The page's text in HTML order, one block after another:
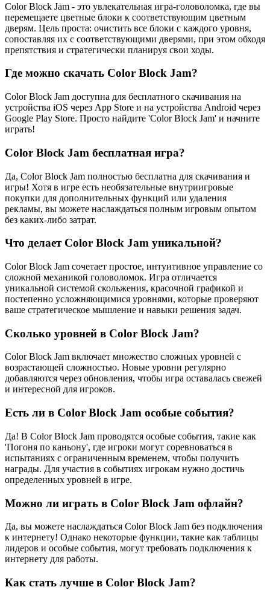
Color Block Jam - это увлекательная игра-головоломка, где вы
перемещаете цветные блоки к соответствующим цветным
дверям. Цель проста: очистить все блоки с каждого уровня,
сопоставляя их с соответствующими дверями, при этом обходя
препятствия и стратегически планируя свои ходы.
Где можно скачать Color Block Jam?
Color Block Jam доступна для бесплатного скачивания на
устройства iOS через App Store и на устройства Android через
Google Play Store. Просто найдите 'Color Block Jam' и начните
играть!
Color Block Jam бесплатная игра?
Да, Color Block Jam полностью бесплатна для скачивания и
игры! Хотя в игре есть необязательные внутриигровые
покупки для дополнительных функций или удаления
рекламы, вы можете наслаждаться полным игровым опытом
без каких-либо затрат.
Что делает Color Block Jam уникальной?
Color Block Jam сочетает простое, интуитивное управление со
сложной механикой головоломок. Игра отличается
уникальной системой скольжения, красочной графикой и
постепенно усложняющимися уровнями, которые проверяют
ваше стратегическое мышление и навыки решения задач.
Сколько уровней в Color Block Jam?
Color Block Jam включает множество сложных уровней с
возрастающей сложностью. Новые уровни регулярно
добавляются через обновления, чтобы игра оставалась свежей
и интересной для игроков.
Есть ли в Color Block Jam особые события?
Да! В Color Block Jam проводятся особые события, такие как
'Погоня по каньону', где игроки могут соревноваться в
испытаниях с ограниченным временем, чтобы получить
награды. Для участия в событиях игрокам нужно достичь
определенных уровней в игре.
Можно ли играть в Color Block Jam офлайн?
Да, вы можете наслаждаться Color Block Jam без подключения
к интернету! Однако некоторые функции, такие как таблицы
лидеров и особые события, могут требовать подключения к
интернету для работы.
Как стать лучше в Color Block Jam?